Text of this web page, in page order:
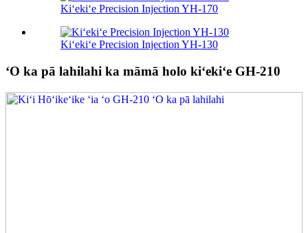
Kiʻekiʻe Precision Injection YH-170
Kiʻekiʻe Precision Injection YH-130
ʻO ka pā lahilahi ka māmā holo kiʻekiʻe GH-210